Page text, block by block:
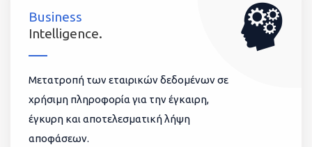
Business
Intelligence.
Μετατροπή των εταιρικών δεδομένων σε
χρήσιμη πληροφορία για την έγκαιρη,
έγκυρη και αποτελεσματική λήψη
αποφάσεων.